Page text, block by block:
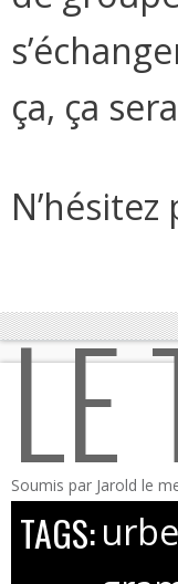
ça, ça
LE
Soumis par Jarold le
TAGS: